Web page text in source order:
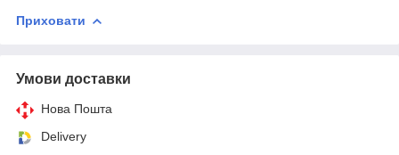
Приховати
Умови доставки
Нова Пошта
Delivery